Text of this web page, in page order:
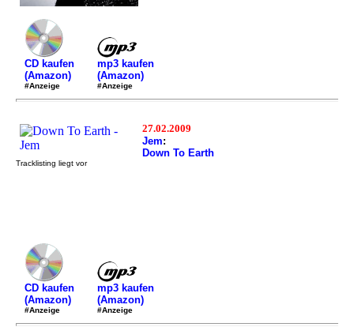
CD kaufen
(Amazon)
#Anzeige
mp3 kaufen
(Amazon)
#Anzeige
27.02.2009
Jem:
Down To Earth
Tracklisting liegt vor
CD kaufen
(Amazon)
#Anzeige
mp3 kaufen
(Amazon)
#Anzeige